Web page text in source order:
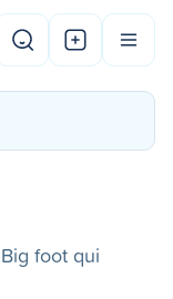
foot qui